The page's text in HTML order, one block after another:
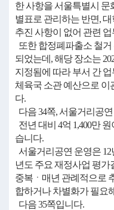
한 사항을 서울특별시 문
별표로 관리하는 반면,
추진 사항이 없어 관련
또한 합정폐파출소 철거
되었는데, 해당 장소는
지정됨에 따라 부서 간
체육국 소관 예산으로 이
다.
다음 34쪽, 서울거리공
전년 대비 4억 1,400만
습니다.
서울거리공연 운영은
년도 주요 재정사업 평가
중복ㆍ매년 관례적으로
합하거나 차별화가 필요
다음 35쪽입니다.